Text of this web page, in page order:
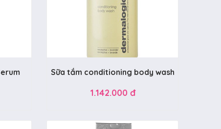
Sữa tắm conditioning body wash
1.142.000 đ